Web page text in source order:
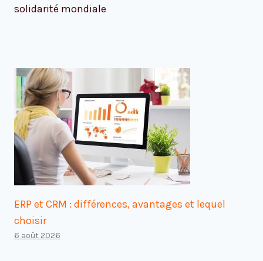
solidarité mondiale
ERP et CRM : différences, avantages et lequel
choisir
6 août 2026